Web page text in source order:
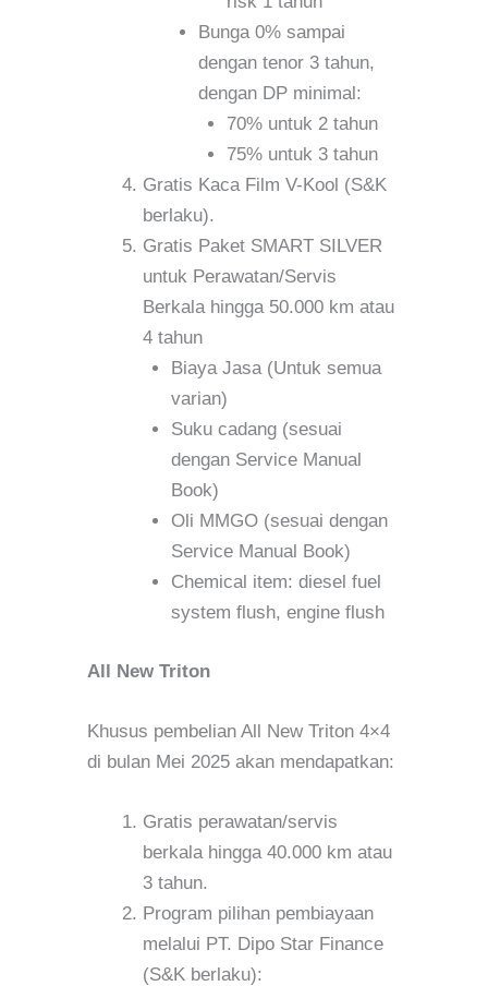
Bunga 0% sampai
dengan tenor 3 tahun,
dengan DP minimal:
70% untuk 2 tahun
75% untuk 3 tahun
Gratis Kaca Film V-Kool (S&K
berlaku).
Gratis Paket SMART SILVER
untuk Perawatan/Servis
Berkala hingga 50.000 km atau
4 tahun
Biaya Jasa (Untuk semua
varian)
Suku cadang (sesuai
dengan Service Manual
Book)
Oli MMGO (sesuai dengan
Service Manual Book)
Chemical item: diesel fuel
system flush, engine flush
All New Triton
Khusus pembelian All New Triton 4×4
di bulan Mei 2025 akan mendapatkan:
Gratis perawatan/servis
berkala hingga 40.000 km atau
3 tahun.
Program pilihan pembiayaan
melalui PT. Dipo Star Finance
(S&K berlaku):